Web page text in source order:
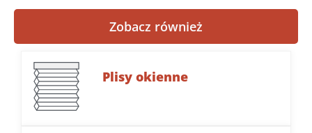
Zobacz również
Plisy okienne